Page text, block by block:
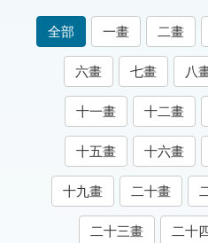
索引選單
知識索引
單字索引
生命大百科索引
遊戲專區
全部 一畫 二畫
六畫 七畫 八
十一畫 十二畫
十五畫 十六畫
十九畫 二十畫
二十三畫 二十